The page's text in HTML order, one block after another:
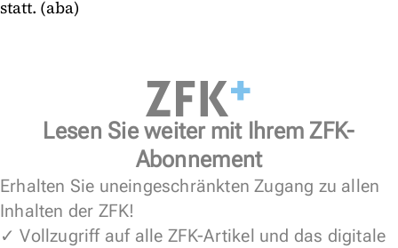
statt. (aba)
Lesen Sie weiter mit Ihrem ZFK-
Abonnement
Erhalten Sie uneingeschränkten Zugang zu allen
Inhalten der ZFK!
✓ Vollzugriff auf alle ZFK-Artikel und das digitale